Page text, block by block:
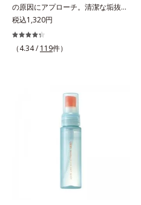
の原因にアプローチ。清潔な垢抜け
肌(*1)へ。「ニキビをくり返してし
まう」「毛穴目立ちが気になる」
「マスク生活であごや口まわりのニ
の目立ち」の両方にWでアプローチ
する、薬用ニキビ対策スキンケアシ
リーズです。5種の和漢植物由来成
分とコラーゲンが肌をいたわりなが
らうるおいを与え、バリア機能を維
持。ニキビができにくい肌を目指し
ます。さらにビタミンC誘導体をは
じめとした5種の整肌成分(*2)から
税込1,320円
（4.34 / 119件）